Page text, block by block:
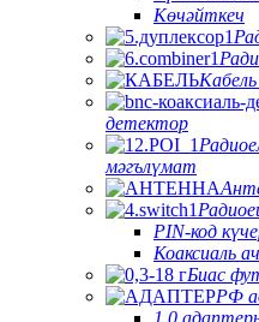
Көчәйткеч
детектор
мәгълүмат
PIN-код
Коаксиаль
Биас
РФ
1.0